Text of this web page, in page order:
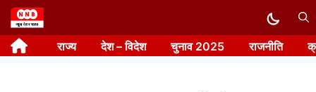
Skip
to
content राज्य देश – विदेश चुनाव 2025 राजनीति